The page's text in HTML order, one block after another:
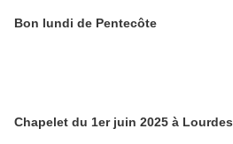
Bon lundi de Pentecôte
Chapelet du 1er juin 2025 à Lourdes